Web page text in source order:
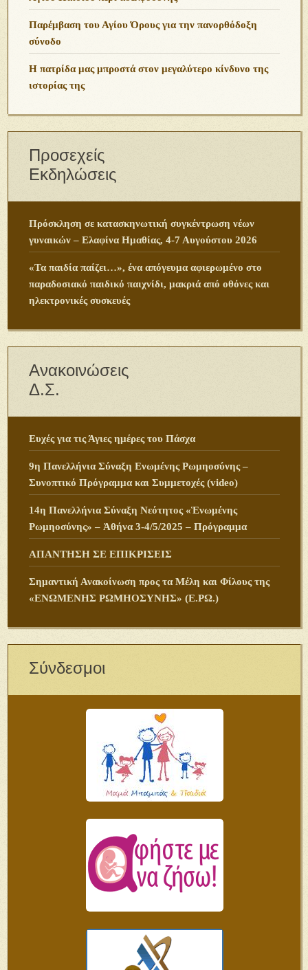
Παρέμβαση του Αγίου Όρους για την πανορθόδοξη
σύνοδο
Η πατρίδα μας μπροστά στον μεγαλύτερο κίνδυνο της
ιστορίας της
Προσεχείς
Εκδηλώσεις
Πρόσκληση σε κατασκηνωτική συγκέντρωση νέων
γυναικών – Ελαφίνα Ημαθίας, 4-7 Αυγούστου 2026
«Τα παιδία παίζει…», ένα απόγευμα αφιερωμένο στο
παραδοσιακό παιδικό παιχνίδι, μακριά από οθόνες και
ηλεκτρονικές συσκευές
Ανακοινώσεις
Δ.Σ.
Ευχές για τις Άγιες ημέρες του Πάσχα
9η Πανελλήνια Σύναξη Ενωμένης Ρωμηοσύνης –
Συνοπτικό Πρόγραμμα και Συμμετοχές (video)
14η Πανελλήνια Σύναξη Νεότητος «Ἑνωμένης
Ρωμηοσύνης» – Ἀθήνα 3-4/5/2025 – Πρόγραμμα
ΑΠΑΝΤΗΣΗ ΣΕ ΕΠΙΚΡΙΣΕΙΣ
Σημαντική Ανακοίνωση προς τα Μέλη και Φίλους της
«ΕΝΩΜΕΝΗΣ ΡΩΜΗΟΣΥΝΗΣ» (Ε.ΡΩ.)
Σύνδεσμοι